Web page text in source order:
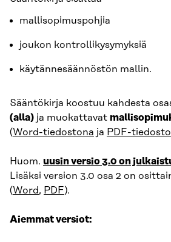
mallisopimuspohjia
joukon kontrollikysymyksiä
käytännesäännöstön mallin.
Sääntökirja koostuu kahdesta
(alla) ja muokattavat
(Word-tiedostona ja PDF-
Huom. uusin versio 3.0 on
Lisäksi version 3.0 osa 2 on
(Word, PDF).
Aiemmat versiot: